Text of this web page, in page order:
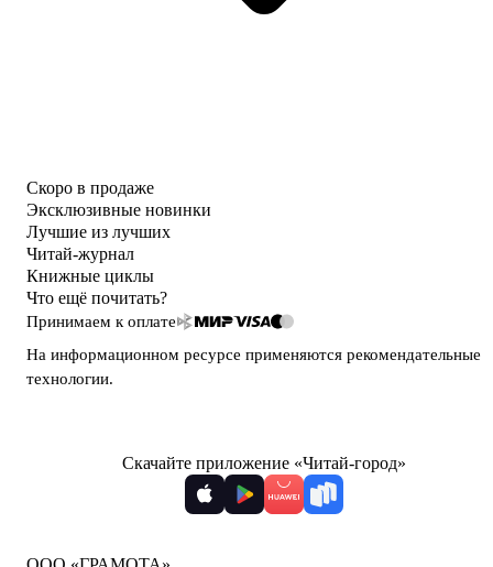
Скоро в продаже
Эксклюзивные новинки
Лучшие из лучших
Читай-журнал
Книжные циклы
Что ещё почитать?
Принимаем к оплате
На информационном ресурсе применяются рекомендательные
технологии.
Скачайте приложение «Читай-город»